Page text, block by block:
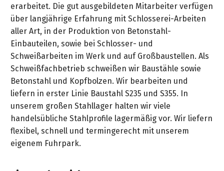
erarbeitet. Die gut ausgebildeten Mitarbeiter verfügen
über langjährige Erfahrung mit Schlosserei-Arbeiten
aller Art, in der Produktion von Betonstahl-
Einbauteilen, sowie bei Schlosser- und
Schweißarbeiten im Werk und auf Großbaustellen. Als
Schweißfachbetrieb schweißen wir Baustähle sowie
Betonstahl und Kopfbolzen. Wir bearbeiten und
liefern in erster Linie Baustahl S235 und S355. In
unserem großen Stahllager halten wir viele
handelsübliche Stahlprofile lagermäßig vor. Wir liefern
flexibel, schnell und termingerecht mit unserem
eigenem Fuhrpark.